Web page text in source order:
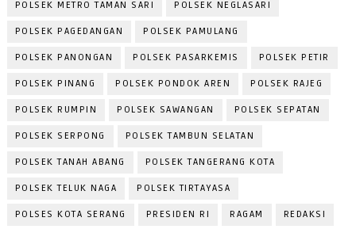
POLSEK METRO TAMAN SARI POLSEK NEGLASARI
POLSEK PAGEDANGAN POLSEK PAMULANG
POLSEK PANONGAN POLSEK PASARKEMIS POLSEK PETIR
POLSEK PINANG POLSEK PONDOK AREN POLSEK RAJEG
POLSEK RUMPIN POLSEK SAWANGAN POLSEK SEPATAN
POLSEK SERPONG POLSEK TAMBUN SELATAN
POLSEK TANAH ABANG POLSEK TANGERANG KOTA
POLSEK TELUK NAGA POLSEK TIRTAYASA
POLSES KOTA SERANG PRESIDEN RI RAGAM REDAKSI